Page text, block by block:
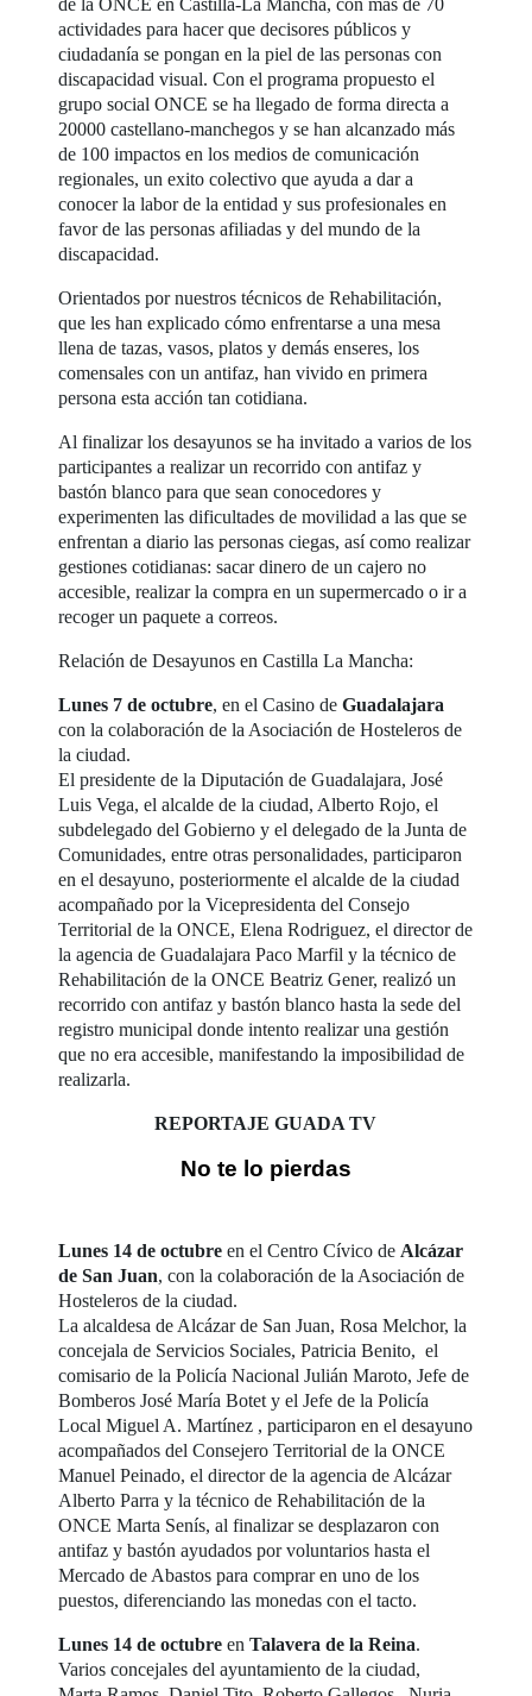
de la ONCE en Castilla-La Mancha, con más de 70
actividades para hacer que decisores públicos y
ciudadanía se pongan en la piel de las personas con
discapacidad visual. Con el programa propuesto el
grupo social ONCE se ha llegado de forma directa a
20000 castellano-manchegos y se han alcanzado más
de 100 impactos en los medios de comunicación
regionales, un exito colectivo que ayuda a dar a
conocer la labor de la entidad y sus profesionales en
favor de las personas afiliadas y del mundo de la
discapacidad.
Orientados por nuestros técnicos de Rehabilitación,
que les han explicado cómo enfrentarse a una mesa
llena de tazas, vasos, platos y demás enseres, los
comensales con un antifaz, han vivido en primera
persona esta acción tan cotidiana.
Al finalizar los desayunos se ha invitado a varios de los
participantes a realizar un recorrido con antifaz y
bastón blanco para que sean conocedores y
experimenten las dificultades de movilidad a las que se
enfrentan a diario las personas ciegas, así como realizar
gestiones cotidianas: sacar dinero de un cajero no
accesible, realizar la compra en un supermercado o ir a
recoger un paquete a correos.
Relación de Desayunos en Castilla La Mancha:
Lunes 7 de octubre, en el Casino deGuadalajara
con la colaboración de la Asociación de Hosteleros de
la ciudad.
El presidente de la Diputación de Guadalajara, José
Luis Vega, el alcalde de la ciudad, Alberto Rojo, el
subdelegado del Gobierno y el delegado de la Junta de
Comunidades, entre otras personalidades, participaron
en el desayuno, posteriormente el alcalde de la ciudad
acompañado por la Vicepresidenta del Consejo
Territorial de la ONCE, Elena Rodriguez, el director de
la agencia de Guadalajara Paco Marfil y la técnico de
Rehabilitación de la ONCE Beatriz Gener, realizó un
recorrido con antifaz y bastón blanco hasta la sede del
registro municipal donde intento realizar una gestión
que no era accesible, manifestando la imposibilidad de
realizarla.
REPORTAJE GUADA TV
No te lo pierdas
Lunes 14 de octubre en el Centro Cívico de Alcázar
de San Juan, con la colaboración de la Asociación de
Hosteleros de la ciudad.
La alcaldesa de Alcázar de San Juan, Rosa Melchor, la
concejala de Servicios Sociales, Patricia Benito, el
comisario de la Policía Nacional Julián Maroto, Jefe de
Bomberos José María Botet y el Jefe de la Policía
Local Miguel A. Martínez , participaron en el desayuno
acompañados del Consejero Territorial de la ONCE
Manuel Peinado, el director de la agencia de Alcázar
Alberto Parra y la técnico de Rehabilitación de la
ONCE Marta Senís, al finalizar se desplazaron con
antifaz y bastón ayudados por voluntarios hasta el
Mercado de Abastos para comprar en uno de los
puestos, diferenciando las monedas con el tacto.
Lunes 14 de octubre enTalavera de la Reina.
Varios concejales del ayuntamiento de la ciudad,